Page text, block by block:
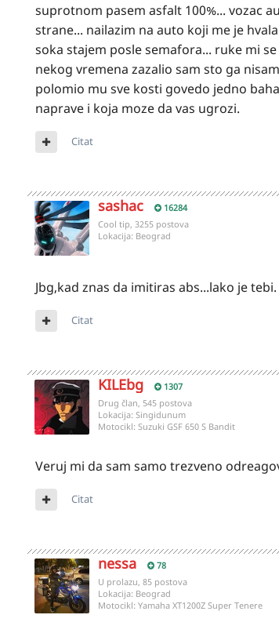
suprotnom pasem asfalt 100%... vozac
strane... nailazim na auto koji me je
soka stajem posle semafora... ruke mi
nekog vremena zazalio sam sto ga
polomio mu sve kosti govedo jedno
naprave i koja moze da vas ugrozi.
Citat
sashac 16284
Cool tip, 3255 postova
Lokacija: Beograd
Jbg,kad znas da imitiras abs...lako je tebi.
Citat
KILEbg 1307
Drug član, 545 postova
Lokacija: Singidunum
Motocikl: Suzuki GSF 650 S Bandit
Veruj mi da sam samo trezveno
Citat
nessa 78
U prolazu, 85 postova
Lokacija: Beograd
Motocikl: Yamaha XT1200Z Super Tenere